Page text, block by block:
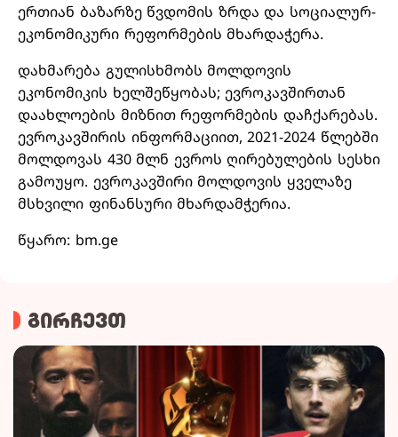
ერთიან ბაზარზე წვდომის ზრდა და სოციალურ-
ეკონომიკური რეფორმების მხარდაჭერა.
დახმარება გულისხმობს მოლდოვის
ეკონომიკის ხელშეწყობას; ევროკავშირთან
დაახლოების მიზნით რეფორმების დაჩქარებას.
ევროკავშირის ინფორმაციით, 2021-2024 წლებში
მოლდოვას 430 მლნ ევროს ღირებულების სესხი
გამოუყო. ევროკავშირი მოლდოვის ყველაზე
მსხვილი ფინანსური მხარდამჭერია.
წყარო: bm.ge
გირჩევთ